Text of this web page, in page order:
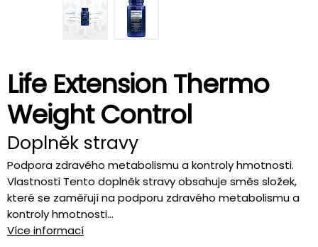
Life Extension Thermo
Weight Control
Doplněk stravy
Podpora zdravého metabolismu a kontroly hmotnosti.
Vlastnosti Tento doplněk stravy obsahuje směs složek,
které se zaměřují na podporu zdravého metabolismu a
kontroly hmotnosti...
Více informací